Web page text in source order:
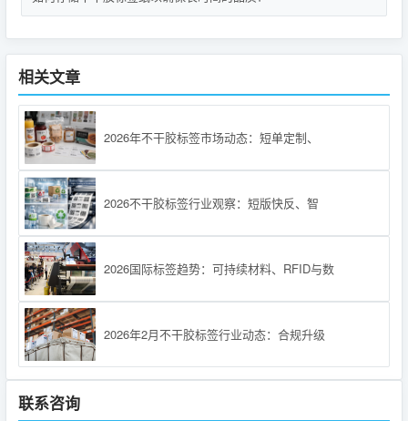
相关文章
2026年不干胶标签市场动态：短单定制、
2026不干胶标签行业观察：短版快反、智
2026国际标签趋势：可持续材料、RFID与数
2026年2月不干胶标签行业动态：合规升级
联系咨询